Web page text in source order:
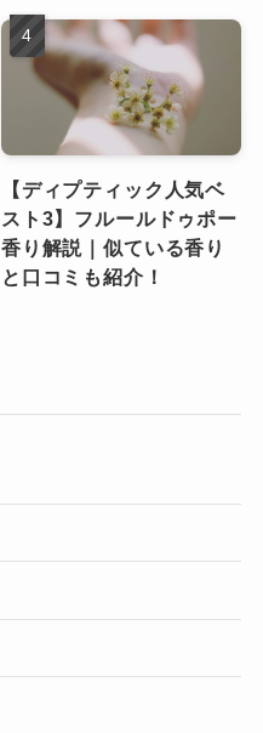
【ディプティック人気ベ
スト3】フルールドゥポー
香り解説｜似ている香り
と口コミも紹介！